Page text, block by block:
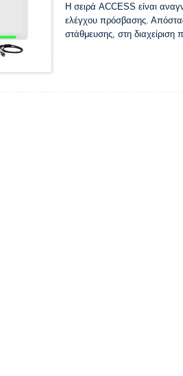
Η σειρά ACCESS είναι
ελέγχου πρόσβασης.
στάθμευσης, στη διαχείριση